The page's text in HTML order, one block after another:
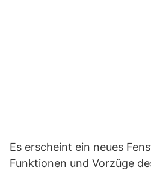
Es erscheint ein neues
Funktionen und Vorzüge